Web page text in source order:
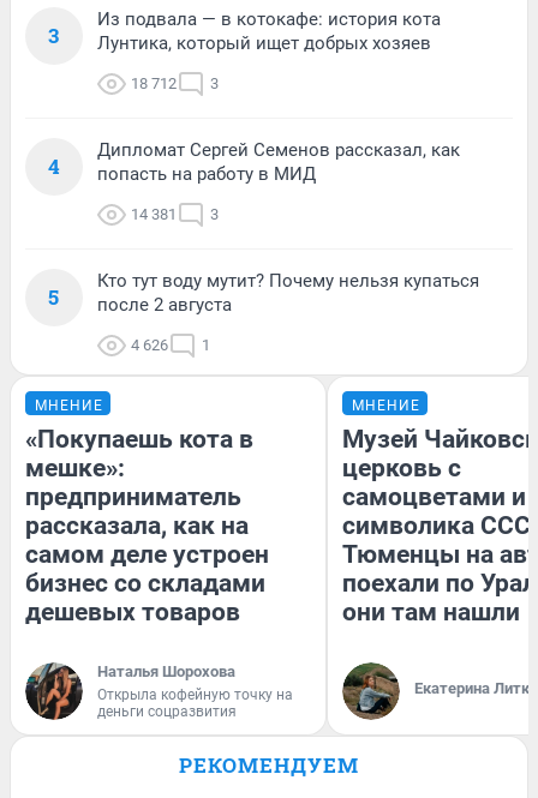
3
Из подвала — в котокафе: история кота
Лунтика, который ищет добрых хозяев
18 712 3
4
Дипломат Сергей Семенов рассказал, как
попасть на работу в МИД
14 381 3
5
Кто тут воду мутит? Почему нельзя купаться
после 2 августа
4 626 1
МНЕНИЕ
«Покупаешь кота в
мешке»:
предприниматель
рассказала, как на
самом деле устроен
бизнес со складами
дешевых товаров
Наталья Шорохова
Открыла кофейную точку на
деньги соцразвития
МНЕНИЕ
Музей
церковь с
самоцветами и
символика
Тюменцы на
поехали по
они там нашли
Екатерина
РЕКОМЕНДУЕМ